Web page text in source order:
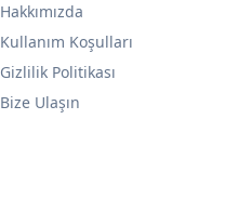
Hakkımızda
Kullanım Koşulları
Gizlilik Politikası
Bize Ulaşın